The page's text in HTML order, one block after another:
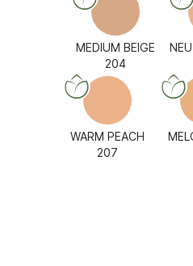
MEDIUM BEIGE
204
WARM PEACH
207